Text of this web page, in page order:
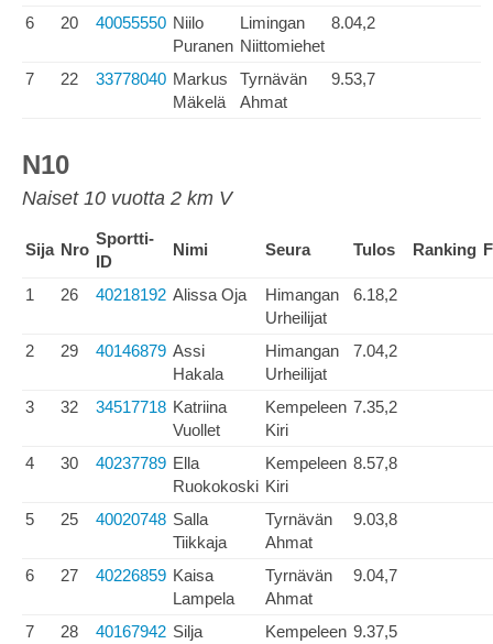
6 20 40055550 Niilo
Puranen
Limingan
Niittomiehet
8.04,2
7 22 33778040 Markus
Mäkelä
Tyrnävän
Ahmat
9.53,7
N10
Naiset 10 vuotta 2 km V
Sija Nro
Sportti-
ID
Nimi Seura Tulos Ranking
1 26 40218192 Alissa Oja
Himangan
Urheilijat
6.18,2
2 29 40146879 Assi
Hakala
Himangan
Urheilijat
7.04,2
3 32 34517718 Katriina
Vuollet
Kempeleen
Kiri
7.35,2
4 30 40237789 Ella
Ruokokoski
Kempeleen
Kiri
8.57,8
5 25 40020748 Salla
Tiikkaja
Tyrnävän
Ahmat
9.03,8
6 27 40226859 Kaisa
Lampela
Tyrnävän
Ahmat
9.04,7
7 28 40167942 Silja
Kempeleen 9.37,5